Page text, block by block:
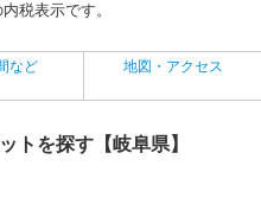
税表示です。
など 地図・アクセス
トを探す【岐阜県】